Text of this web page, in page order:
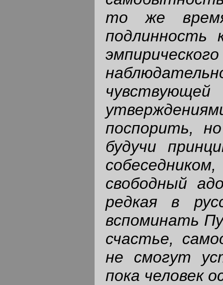
то же
подлинность
поспорить,
будучи
свободный
редкая в
вспоминать
счастье,
не смогут
пока человек